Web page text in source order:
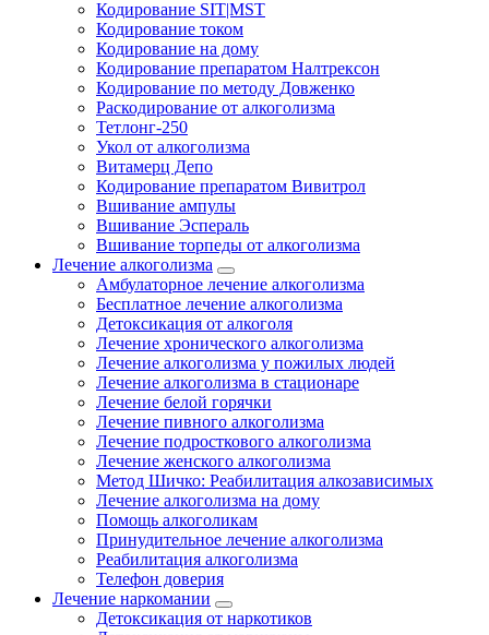
Кодирование SIT|MST
Кодирование током
Кодирование на дому
Кодирование препаратом Налтрексон
Кодирование по методу Довженко
Раскодирование от алкоголизма
Тетлонг-250
Укол от алкоголизма
Витамерц Депо
Кодирование препаратом Вивитрол
Вшивание ампулы
Вшивание Эспераль
Вшивание торпеды от алкоголизма
Лечение алкоголизма
Амбулаторное лечение алкоголизма
Бесплатное лечение алкоголизма
Детоксикация от алкоголя
Лечение хронического алкоголизма
Лечение алкоголизма у пожилых людей
Лечение алкоголизма в стационаре
Лечение белой горячки
Лечение пивного алкоголизма
Лечение подросткового алкоголизма
Лечение женского алкоголизма
Метод Шичко: Реабилитация алкозависимых
Лечение алкоголизма на дому
Помощь алкоголикам
Принудительное лечение алкоголизма
Реабилитация алкоголизма
Телефон доверия
Лечение наркомании
Детоксикация от наркотиков